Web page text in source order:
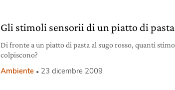
Gli stimoli sensorii di un piatto di
Di fronte a un piatto di pasta al sugo rosso, quanti
colpiscono?
Ambiente 23 dicembre 2009